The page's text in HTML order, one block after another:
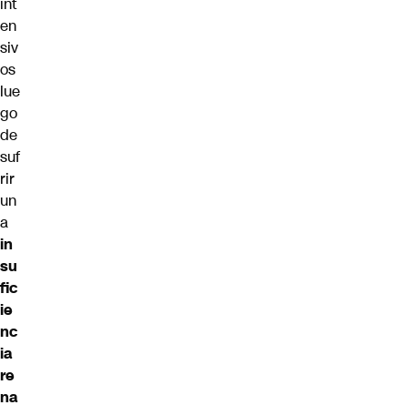
int
en
siv
os
lue
go
de
suf
rir
un
a
in
su
fic
ie
nc
ia
re
na